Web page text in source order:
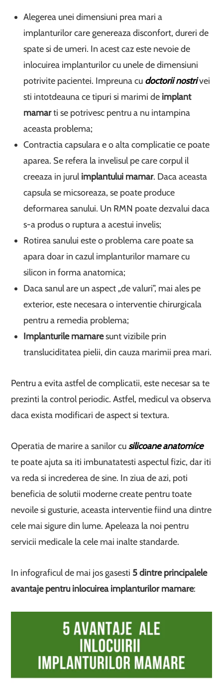
Alegerea unei dimensiuni prea mari a
implanturilor care genereaza disconfort, dureri de
spate si de umeri. In acest caz este nevoie de
inlocuirea implanturilor cu unele de dimensiuni
potrivite pacientei. Impreuna cu doctorii nostrivei
sti intotdeauna ce tipuri si marimi de implant
mamarti se potrivesc pentru a nu intampina
aceasta problema;
Contractia capsulara e o alta complicatie ce poate
aparea. Se refera la invelisul pe care corpul il
creeaza in jurul implantului mamar. Daca aceasta
capsula se micsoreaza, se poate produce
deformarea sanului. Un RMN poate dezvalui daca
s-a produs o ruptura a acestui invelis;
Rotirea sanului este o problema care poate sa
apara doar in cazul implanturilor mamare cu
silicon in forma anatomica;
Daca sanul are un aspect „de valuri”, mai ales pe
exterior, este necesara o interventie chirurgicala
pentru a remedia problema;
Implanturile mamaresunt vizibile prin
transluciditatea pielii, din cauza marimii prea mari.
Pentru a evita astfel de complicatii, este necesar sa te
prezinti la control periodic. Astfel, medicul va observa
daca exista modificari de aspect si textura.
Operatia de marire a sanilor cusilicoane anatomice
te poate ajuta sa iti imbunatatesti aspectul fizic, dar iti
va reda si increderea de sine. In ziua de azi, poti
beneficia de solutii moderne create pentru toate
nevoile si gusturie, aceasta interventie fiind una dintre
cele mai sigure din lume. Apeleaza la noi pentru
servicii medicale la cele mai inalte standarde.
In infograficul de mai jos gasesti 5 dintre principalele
avantaje pentru inlocuirea implanturilor mamare: